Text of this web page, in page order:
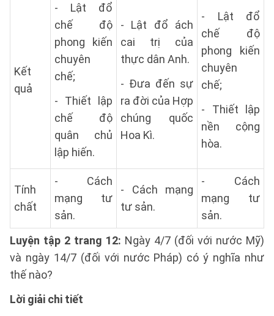
Kết
quả
- Lật đổ
chế độ
phong kiến
chuyên
chế;
- Thiết lập
chế độ
quân chủ
lập hiến.
- Lật đổ ách
cai trị của
thực dân Anh.
- Đưa đến sự
ra đời của Hợp
chúng quốc
Hoa Kì.
- Lật đổ
chế độ
phong kiến
chuyên
chế;
- Thiết lập
nền cộng
hòa.
Tính
chất
- Cách
mạng tư
sản.
- Cách mạng
tư sản.
- Cách
mạng tư
sản.
Luyện tập 2 trang 12: Ngày 4/7 (đối với nước Mỹ)
và ngày 14/7 (đối với nước Pháp) có ý nghĩa như
thế nào?
Lời giải chi tiết